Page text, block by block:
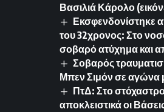
Βασιλιά Κάρολο
Εκσφενδονίστηκε
του 32χρονος: Στο
σοβαρό ατύχημα και
Σοβαρός
Μπεν Σιμόν σε αγώνα
ΠτΔ: Στο
αποκλειστικά οι